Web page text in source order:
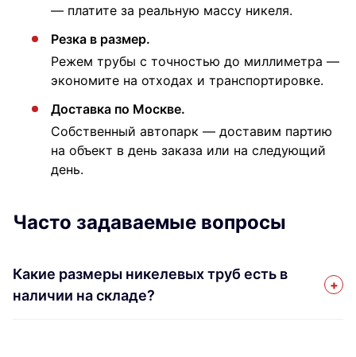
— платите за реальную массу никеля.
Резка в размер.
Режем трубы с точностью до миллиметра —
экономите на отходах и транспортировке.
Доставка по Москве.
Собственный автопарк — доставим партию
на объект в день заказа или на следующий
день.
Часто задаваемые вопросы
Какие размеры никелевых труб есть в
наличии на складе?